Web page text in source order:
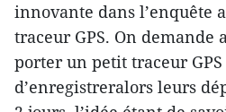
innovante dans l’enquête
traceur GPS. On demande
porter un petit traceur
d’enregistreralors leurs